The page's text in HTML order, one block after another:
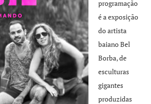
programação
é a exposição
do artista
baiano Bel
Borba, de
esculturas
gigantes
produzidas